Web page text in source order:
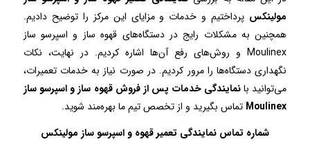
مولینکس پرداختیم و خدمات و مزایای این مرکز را توضیح دادیم.
همچنین به مشکلات رایج در دستگاه‌های قهوه ساز و اسپرسو ساز
Moulinex و روش‌های رفع آن‌ها اشاره کردیم. در نهایت، نکات
نگهداری دستگاه‌ها را مرور کردیم. در صورت نیاز به خدمات تعمیرات،
می‌توانید بانمایندگی خدمات پس از فروش قهوه ساز و اسپرسو ساز
Moulinex تماس بگیرید و از تخصص تیم ما بهره‌مند شوید.
شماره تماس نمایندگی تعمیر قهوه و اسپرسو ساز مولینکس